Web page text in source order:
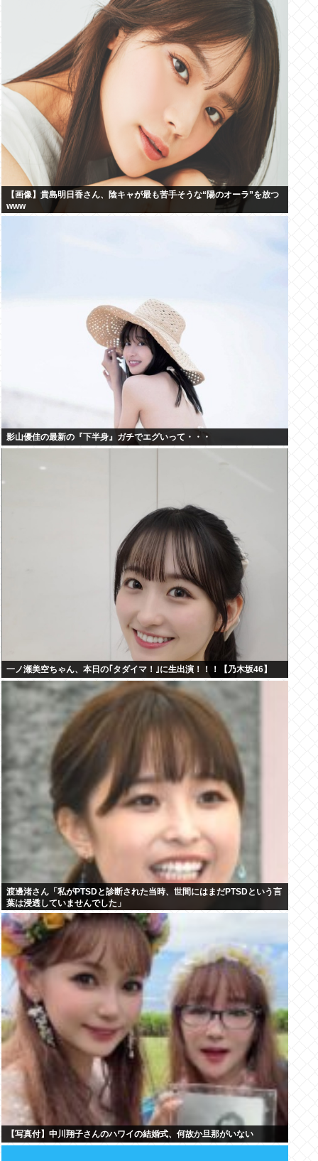
【画像】貴島明日香さん、陰キャが最も苦手そうな“陽のオーラ”を放つ
www
影山優佳の最新の『下半身』ガチでエグいって・・・
一ノ瀬美空ちゃん、本日の｢タダイマ！｣に生出演！！！【乃木坂46】
渡邊渚さん「私がPTSDと診断された当時、世間にはまだPTSDという言
葉は浸透していませんでした」
【写真付】中川翔子さんのハワイの結婚式、何故か旦那がいない